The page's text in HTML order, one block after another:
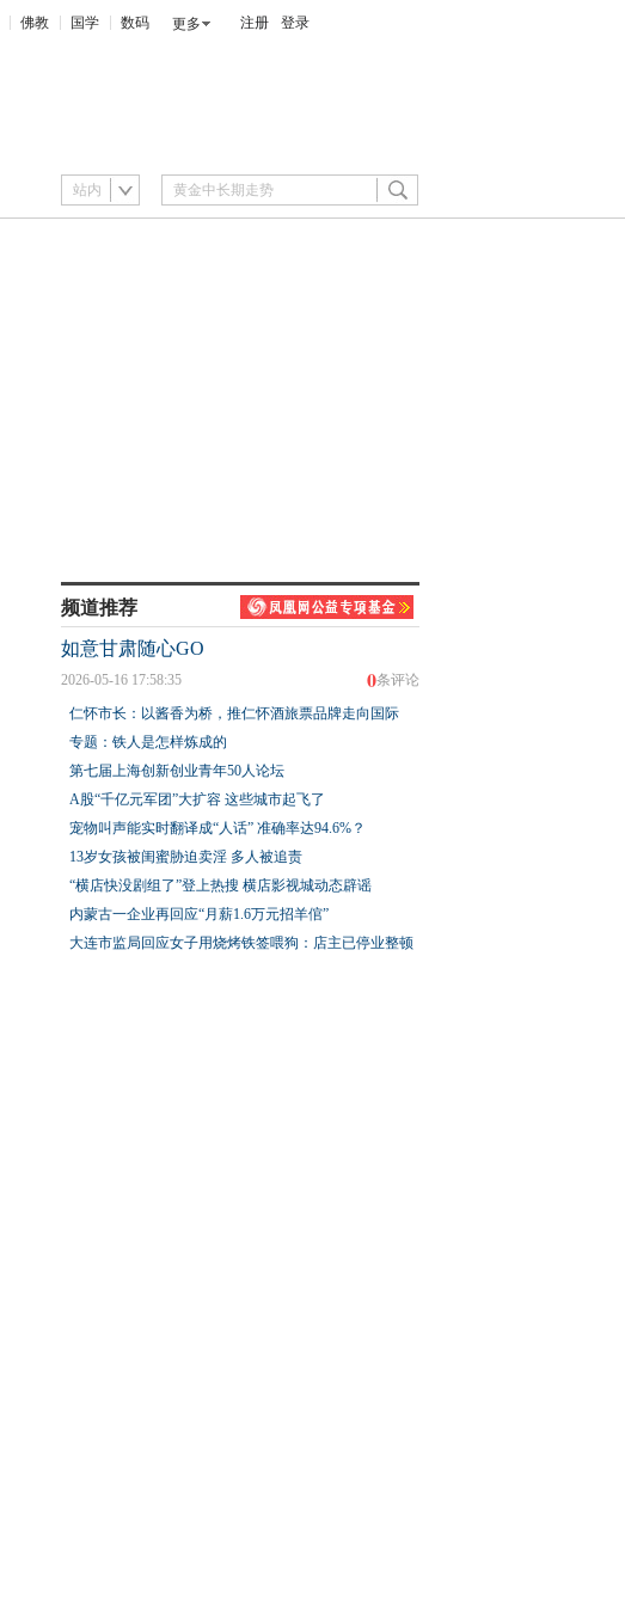
佛教 国学 数码 更多 注册 登录
站内
频道推荐
如意甘肃随心GO
0条评论
2026-05-16 17:58:35
仁怀市长：以酱香为桥，推仁怀酒旅票品牌走向国际
专题：铁人是怎样炼成的
第七届上海创新创业青年50人论坛
A股“千亿元军团”大扩容 这些城市起飞了
宠物叫声能实时翻译成“人话” 准确率达94.6%？
13岁女孩被闺蜜胁迫卖淫 多人被追责
“横店快没剧组了”登上热搜 横店影视城动态辟谣
内蒙古一企业再回应“月薪1.6万元招羊倌”
大连市监局回应女子用烧烤铁签喂狗：店主已停业整顿